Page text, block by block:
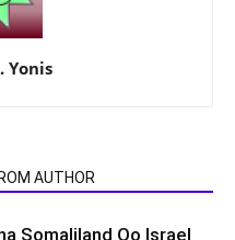
Yonis
AUTHOR
Somaliland Oo Israel